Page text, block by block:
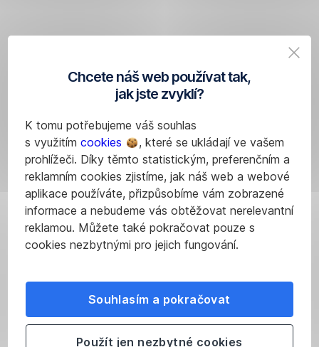
Chcete náš web používat tak,
jak jste zvyklí?
K tomu potřebujeme váš souhlas
s využitím cookies
, které se ukládají ve vašem
prohlížeči. Díky těmto statistickým, preferenčním a
reklamním cookies zjistíme, jak náš web a webové
aplikace používáte, přizpůsobíme vám zobrazené
informace a nebudeme vás obtěžovat nerelevantní
reklamou. Můžete také pokračovat pouze s
cookies nezbytnými pro jejich fungování.
Souhlasím a pokračovat
Použít jen nezbytné cookies